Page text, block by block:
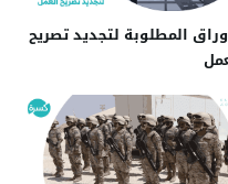
المطلوبة لتجديد تصريح